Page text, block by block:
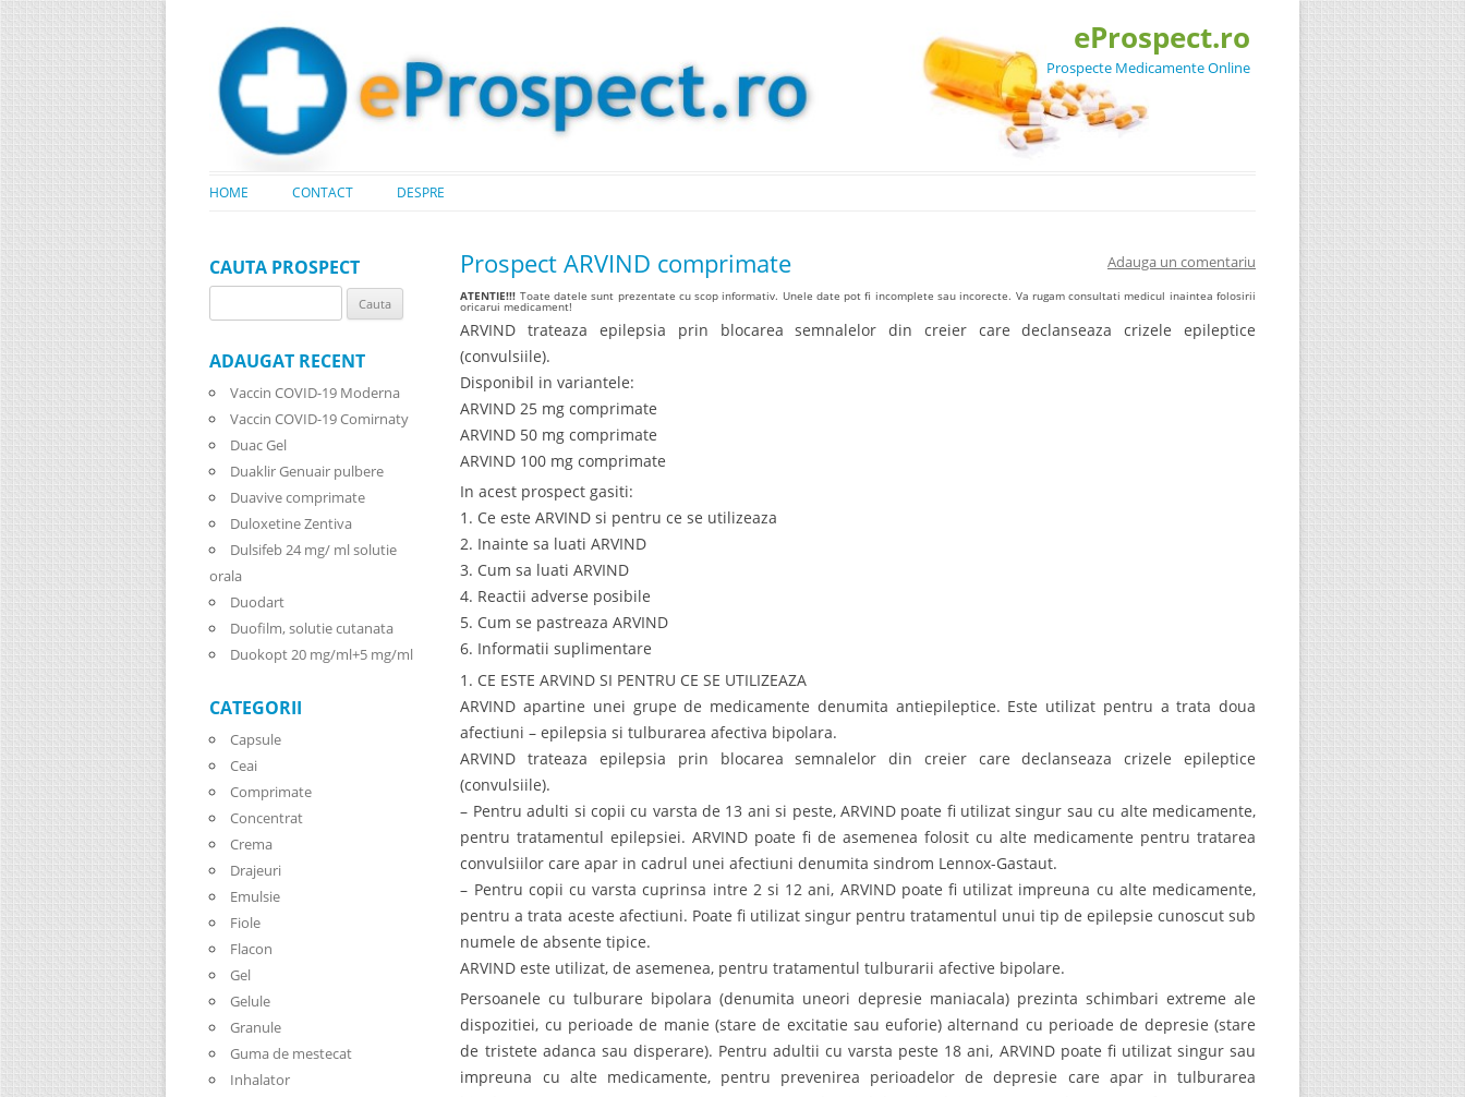
eProspect.ro
Prospecte Medicamente Online
HOME CONTACT DESPRE
Prospect ARVIND comprimate Adauga un comentariu
ATENTIE!!! Toate datele sunt prezentate cu scop informativ. Unele date pot fi incomplete sau incorecte. Va rugam consultati medicul inaintea folosirii
oricarui medicament!
ARVIND trateaza epilepsia prin blocarea semnalelor din creier care declanseaza crizele epileptice
(convulsiile).
Disponibil in variantele:
ARVIND 25 mg comprimate
ARVIND 50 mg comprimate
ARVIND 100 mg comprimate
In acest prospect gasiti:
1. Ce este ARVIND si pentru ce se utilizeaza
2. Inainte sa luati ARVIND
3. Cum sa luati ARVIND
4. Reactii adverse posibile
5. Cum se pastreaza ARVIND
6. Informatii suplimentare
1. CE ESTE ARVIND SI PENTRU CE SE UTILIZEAZA
ARVIND apartine unei grupe de medicamente denumita antiepileptice. Este utilizat pentru a trata doua
afectiuni – epilepsia si tulburarea afectiva bipolara.
ARVIND trateaza epilepsia prin blocarea semnalelor din creier care declanseaza crizele epileptice
(convulsiile).
– Pentru adulti si copii cu varsta de 13 ani si peste, ARVIND poate fi utilizat singur sau cu alte medicamente,
pentru tratamentul epilepsiei. ARVIND poate fi de asemenea folosit cu alte medicamente pentru tratarea
convulsiilor care apar in cadrul unei afectiuni denumita sindrom Lennox-Gastaut.
– Pentru copii cu varsta cuprinsa intre 2 si 12 ani, ARVIND poate fi utilizat impreuna cu alte medicamente,
pentru a trata aceste afectiuni. Poate fi utilizat singur pentru tratamentul unui tip de epilepsie cunoscut sub
numele de absente tipice.
ARVIND este utilizat, de asemenea, pentru tratamentul tulburarii afective bipolare.
Persoanele cu tulburare bipolara (denumita uneori depresie maniacala) prezinta schimbari extreme ale
dispozitiei, cu perioade de manie (stare de excitatie sau euforie) alternand cu perioade de depresie (stare
de tristete adanca sau disperare). Pentru adultii cu varsta peste 18 ani, ARVIND poate fi utilizat singur sau
impreuna cu alte medicamente, pentru prevenirea perioadelor de depresie care apar in tulburarea
CAUTA PROSPECT
for:
ADAUGAT RECENT
Vaccin COVID-19 Moderna
Vaccin COVID-19 Comirnaty
Duac Gel
Duaklir Genuair pulbere
Duavive comprimate
Duloxetine Zentiva
Dulsifeb 24 mg/ ml solutie
orala
Duodart
Duofilm, solutie cutanata
Duokopt 20 mg/ml+5 mg/ml
CATEGORII
Capsule
Ceai
Comprimate
Concentrat
Crema
Drajeuri
Emulsie
Fiole
Flacon
Gel
Gelule
Granule
Guma de mestecat
Inhalator